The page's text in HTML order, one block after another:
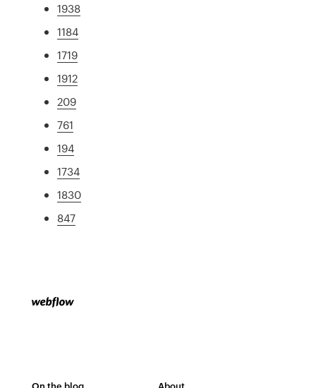
1938
1184
1719
1912
209
761
194
1734
1830
847
On the blog About